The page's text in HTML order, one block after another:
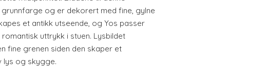
og er dekorert med fine, gylne
et antikk utseende, og Yos passer
uttrykk i stuen. Lysbildet
fine grenen siden den skaper et
lys og skygge.